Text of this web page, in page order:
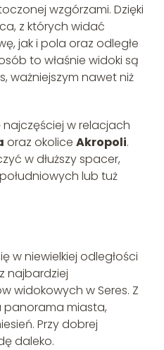
wzgórzami. Dzięki
z których widać
jak i pola oraz odległe
to właśnie widoki są
ważniejszym nawet niż
w relacjach
oraz okolice Akropoli.
w dłuższy spacer,
lub tuż
w niewielkiej odległości
najbardziej
widokowych w Seres. Z
panorama miasta,
Przy dobrej
daleko.